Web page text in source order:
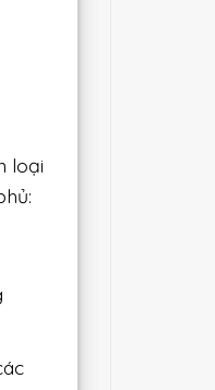
loại